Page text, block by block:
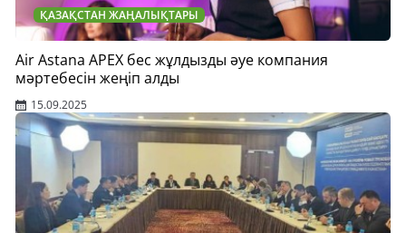
ҚАЗАҚСТАН ЖАҢАЛЫҚТАРЫ
Air Astana APEX бес жұлдызды әуе компания
мәртебесін жеңіп алды
15.09.2025